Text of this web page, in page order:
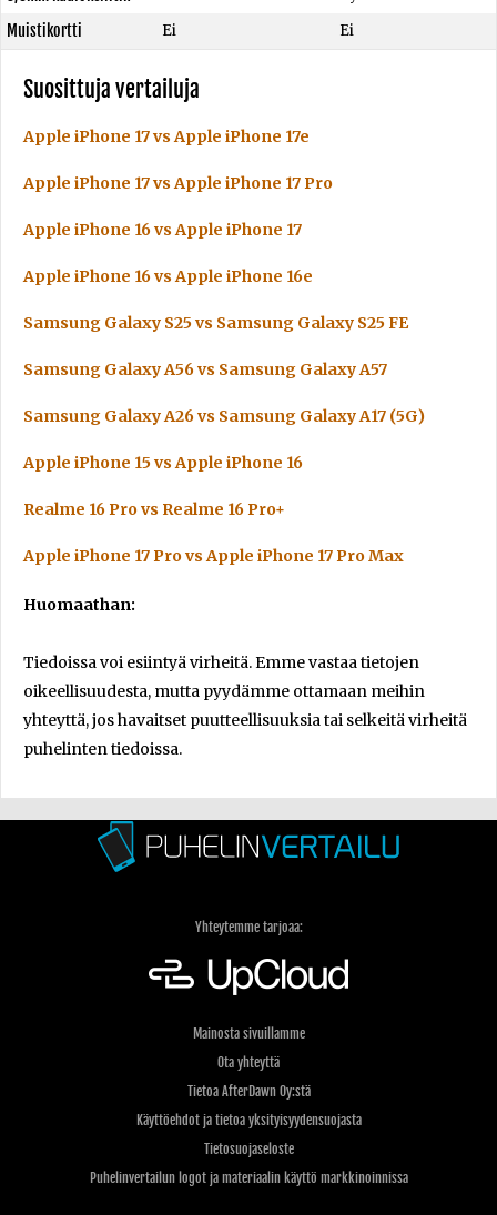
Muistikortti
Ei Ei
Suosittuja vertailuja
Apple iPhone 17 vs Apple iPhone 17e
Apple iPhone 17 vs Apple iPhone 17 Pro
Apple iPhone 16 vs Apple iPhone 17
Apple iPhone 16 vs Apple iPhone 16e
Samsung Galaxy S25 vs Samsung Galaxy S25 FE
Samsung Galaxy A56 vs Samsung Galaxy A57
Samsung Galaxy A26 vs Samsung Galaxy A17 (5G)
Apple iPhone 15 vs Apple iPhone 16
Realme 16 Pro vs Realme 16 Pro+
Apple iPhone 17 Pro vs Apple iPhone 17 Pro Max
Huomaathan:
Tiedoissa voi esiintyä virheitä. Emme vastaa tietojen
oikeellisuudesta, mutta pyydämme ottamaan meihin
yhteyttä, jos havaitset puutteellisuuksia tai selkeitä virheitä
puhelinten tiedoissa.
Yhteytemme tarjoaa:
Mainosta sivuillamme
Ota yhteyttä
Tietoa AfterDawn Oy:stä
Käyttöehdot ja tietoa yksityisyydensuojasta
Tietosuojaseloste
Puhelinvertailun logot ja materiaalin käyttö markkinoinnissa